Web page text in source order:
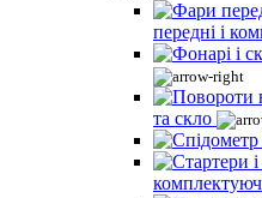
передні і
та скло